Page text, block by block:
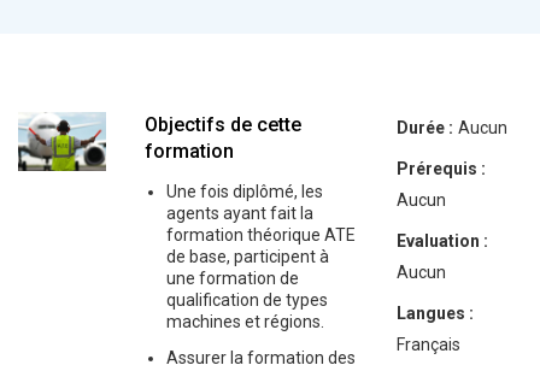
Objectifs de cette
formation
Une fois diplômé, les
agents ayant fait la
formation théorique ATE
de base, participent à
une formation de
qualification de types
machines et régions.
Assurer la formation des
Durée : Aucun
Prérequis :
Aucun
Evaluation :
Aucun
Langues :
Français